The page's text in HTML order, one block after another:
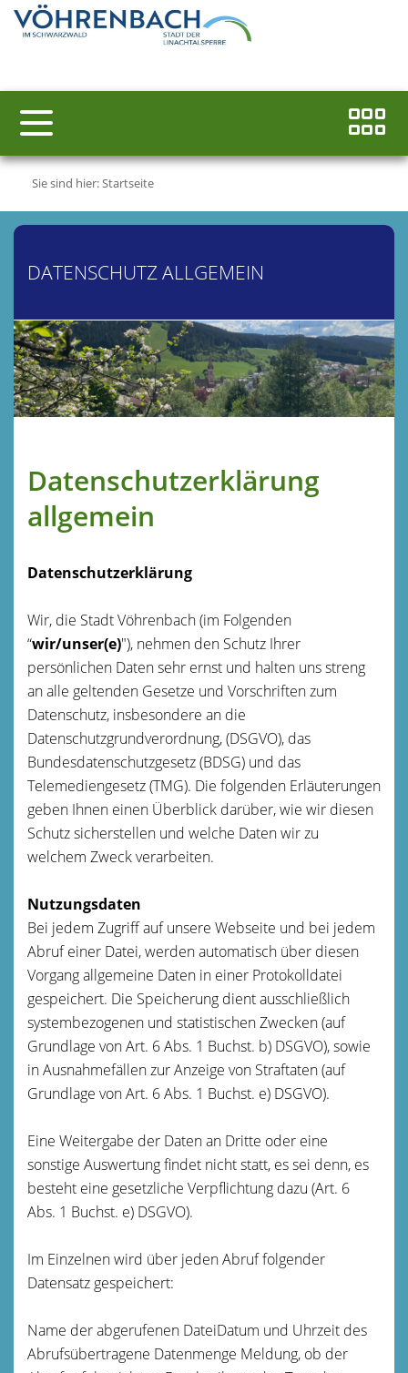
Sie sind hier:Startseite
DATENSCHUTZ ALLGEMEIN
Datenschutzerklärung
allgemein
Datenschutzerklärung
Wir, die Stadt Vöhrenbach (im Folgenden
“wir/unser(e)"), nehmen den Schutz Ihrer
persönlichen Daten sehr ernst und halten uns streng
an alle geltenden Gesetze und Vorschriften zum
Datenschutz, insbesondere an die
Datenschutzgrundverordnung, (DSGVO), das
Bundesdatenschutzgesetz (BDSG) und das
Telemediengesetz (TMG). Die folgenden Erläuterungen
geben Ihnen einen Überblick darüber, wie wir diesen
Schutz sicherstellen und welche Daten wir zu
welchem Zweck verarbeiten.
Nutzungsdaten
Bei jedem Zugriff auf unsere Webseite und bei jedem
Abruf einer Datei, werden automatisch über diesen
Vorgang allgemeine Daten in einer Protokolldatei
gespeichert. Die Speicherung dient ausschließlich
systembezogenen und statistischen Zwecken (auf
Grundlage von Art. 6 Abs. 1 Buchst. b) DSGVO), sowie
in Ausnahmefällen zur Anzeige von Straftaten (auf
Grundlage von Art. 6 Abs. 1 Buchst. e) DSGVO).
Eine Weitergabe der Daten an Dritte oder eine
sonstige Auswertung findet nicht statt, es sei denn, es
besteht eine gesetzliche Verpflichtung dazu (Art. 6
Abs. 1 Buchst. e) DSGVO).
Im Einzelnen wird über jeden Abruf folgender
Datensatz gespeichert:
Name der abgerufenen DateiDatum und Uhrzeit des
Abrufsübertragene Datenmenge Meldung, ob der